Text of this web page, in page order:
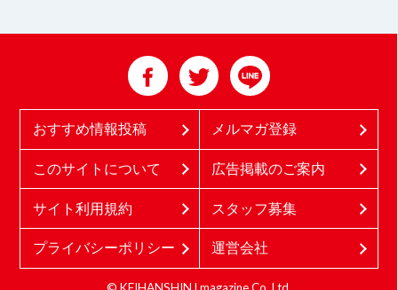
おすすめ情報投稿 メルマガ登録
このサイトについて 広告掲載のご案内
サイト利用規約 スタッフ募集
プライバシーポリシー 運営会社
© KEIHANSHIN Lmagazine Co.,Ltd.